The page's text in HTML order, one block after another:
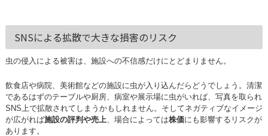
SNSによる拡散で大きな損害のリスク
虫の侵入による被害は、施設への不信感だけにとどまりません。
飲食店や病院、美術館などの施設に虫が入り込んだらどうでしょう。清潔
であるはずのテーブルや厨房、病室や展示場に虫がいれば、写真を取られ
SNS上で拡散されてしまうかもしれません。そしてネガティブなイメージ
が広がれば施設の評判や売上 、場合によっては株価にも影響するリスクが
あります。